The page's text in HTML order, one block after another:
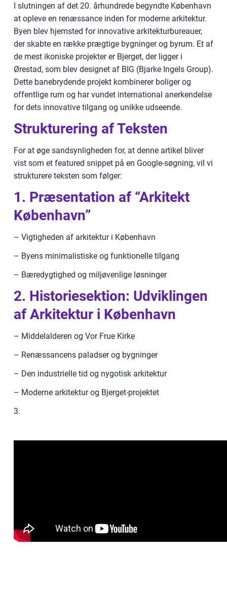
I slutningen af det 20. århundrede begyndte København
at opleve en renæssance inden for moderne arkitektur.
Byen blev hjemsted for innovative arkitekturbureauer,
der skabte en række prægtige bygninger og byrum. Et af
de mest ikoniske projekter er Bjerget, der ligger i
Ørestad, som blev designet af BIG (Bjarke Ingels Group).
Dette banebrydende projekt kombinerer boliger og
offentlige rum og har vundet international anerkendelse
for dets innovative tilgang og unikke udseende.
Strukturering af Teksten
For at øge sandsynligheden for, at denne artikel bliver
vist som et featured snippet på en Google-søgning, vil vi
strukturere teksten som følger:
1. Præsentation af “Arkitekt
København”
– Vigtigheden af arkitektur i København
– Byens minimalistiske og funktionelle tilgang
– Bæredygtighed og miljøvenlige løsninger
2. Historiesektion: Udviklingen
af Arkitektur i København
– Middelalderen og Vor Frue Kirke
– Renæssancens paladser og bygninger
– Den industrielle tid og nygotisk arkitektur
– Moderne arkitektur og Bjerget-projektet
3.